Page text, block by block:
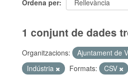
Ordena per
1 conjunt de dades
Organitzacions: Ajuntament de
Indústria
Formats: CSV